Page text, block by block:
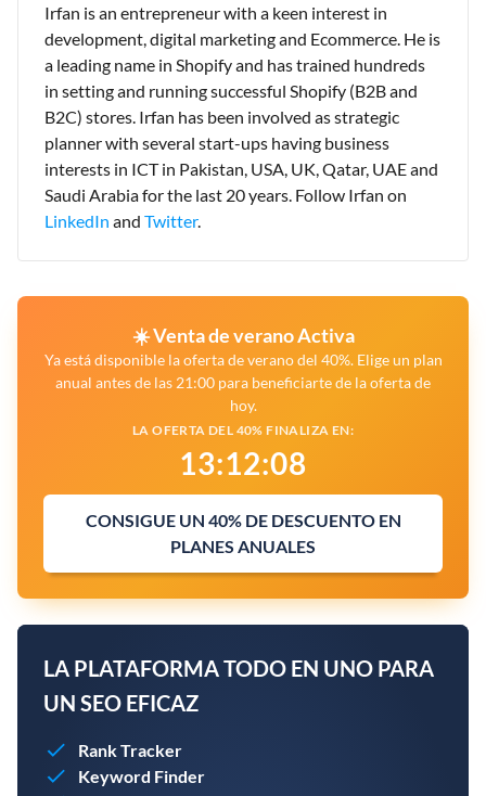
Irfan is an entrepreneur with a keen interest in
development, digital marketing and Ecommerce. He is
a leading name in Shopify and has trained hundreds
in setting and running successful Shopify (B2B and
B2C) stores. Irfan has been involved as strategic
planner with several start-ups having business
interests in ICT in Pakistan, USA, UK, Qatar, UAE and
Saudi Arabia for the last 20 years. Follow Irfan on
LinkedIn and Twitter.
☀️ Venta de verano Activa
Ya está disponible la oferta de verano del 40%. Elige un plan
anual antes de las 21:00 para beneficiarte de la oferta de
hoy.
LA OFERTA DEL 40% FINALIZA EN:
13:12:07
CONSIGUE UN 40% DE DESCUENTO EN
PLANES ANUALES
LA PLATAFORMA TODO EN UNO PARA
UN SEO EFICAZ
Rank Tracker
Keyword Finder